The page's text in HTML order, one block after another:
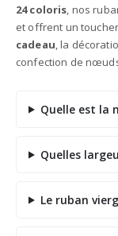
24 coloris , nos
et offrent un
cadeau , la
confection de
Quelle est la
Quelles
Le ruban